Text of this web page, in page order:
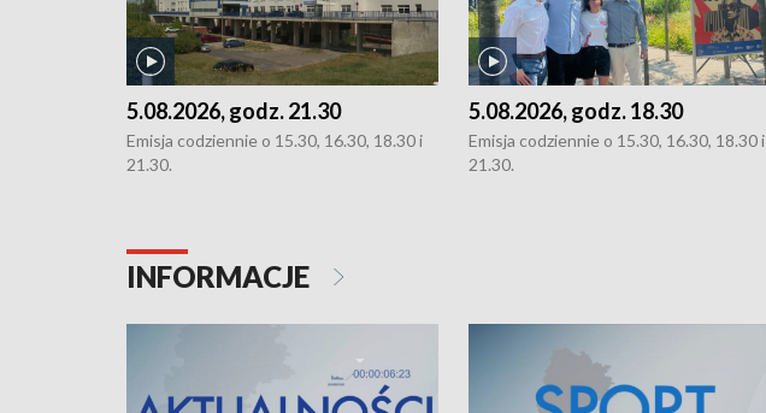
5.08.2026, godz. 21.30
Emisja codziennie o 15.30, 16.30, 18.30 i
21.30.
5.08.2026, godz. 18.30
Emisja codziennie o 15.30, 16.30, 18.30 i
21.30.
INFORMACJE